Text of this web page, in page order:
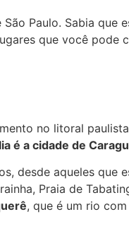
Paulo. Sabia que
que você pode
no litoral
é a cidade de
desde aqueles que
Praia de
, que é um rio com